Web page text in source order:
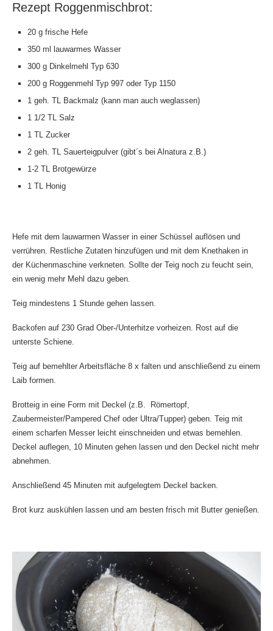
Rezept Roggenmischbrot:
20 g frische Hefe
350 ml lauwarmes Wasser
300 g Dinkelmehl Typ 630
200 g Roggenmehl Typ 997 oder Typ 1150
1 geh. TL Backmalz (kann man auch weglassen)
1 1/2 TL Salz
1 TL Zucker
2 geh. TL Sauerteigpulver (gibt´s bei Alnatura z.B.)
1-2 TL Brotgewürze
1 TL Honig
Hefe mit dem lauwarmen Wasser in einer Schüssel auflösen und
verrühren. Restliche Zutaten hinzufügen und mit dem Knethaken in
der Küchenmaschine verkneten. Sollte der Teig noch zu feucht sein,
ein wenig mehr Mehl dazu geben.
Teig mindestens 1 Stunde gehen lassen.
Backofen auf 230 Grad Ober-/Unterhitze vorheizen. Rost auf die
unterste Schiene.
Teig auf bemehlter Arbeitsfläche 8 x falten und anschließend zu einem
Laib formen.
Brotteig in eine Form mit Deckel (z.B. Römertopf,
Zaubermeister/Pampered Chef oder Ultra/Tupper) geben. Teig mit
einem scharfen Messer leicht einschneiden und etwas bemehlen.
Deckel auflegen, 10 Minuten gehen lassen und den Deckel nicht mehr
abnehmen.
Anschließend 45 Minuten mit aufgelegtem Deckel backen.
Brot kurz auskühlen lassen und am besten frisch mit Butter genießen.